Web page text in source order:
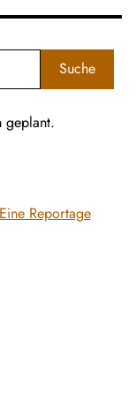
Suche
geplant.
Reportage